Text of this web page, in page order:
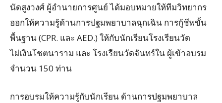
นัดสูงวงศ์ ผู้อำนายการศูนย์ ได้มอบหมายให้ทีมวิทยากร
ออกให้ความรู้ด้านการปฐมพยาบาลฉุกเฉิน การกู้ชีพขั้น
พื้นฐาน(CPR. และ AED.)ให้กับนักเรียนโรงเรียนวัด
ไผ่เงินโชตนาราม และ โรงเรียนวัดจันทร์ใน ผู้เข้าอบรม
จำนวน 150 ท่าน
การอบรมให้ความรู้กับนักเรียน ด้านการปฐมพยาบาล